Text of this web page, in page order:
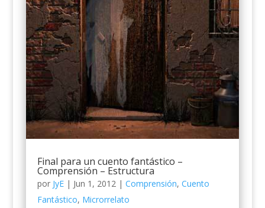
Final para un cuento fantástico –
Comprensión – Estructura
por JyE| Jun 1, 2012| Comprensión, Cuento
Fantástico, Microrrelato